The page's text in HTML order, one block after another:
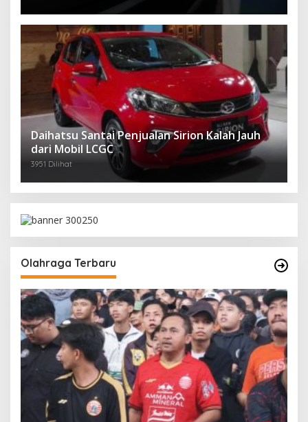
Daihatsu Santai Penjualan Sirion Kalah Jauh
dari Mobil LCGC
3951 Dilihat
Olahraga Terbaru